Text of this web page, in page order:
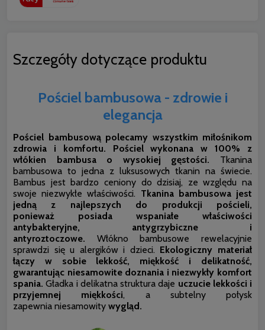
Szczegóły dotyczące produktu
Pościel bambusowa - zdrowie i
elegancja
Pościel bambusową polecamy wszystkim miłośnikom
zdrowia i komfortu. Pościel wykonana w 100% z
włókien bambusa o wysokiej gęstości. Tkanina
bambusowa to jedna z luksusowych tkanin na świecie.
Bambus jest bardzo ceniony do dzisiaj, ze względu na
swoje niezwykłe właściwości. Tkanina bambusowa jest
jedną z najlepszych do produkcji pościeli,
ponieważ
posiada wspaniałe właściwości
antybakteryjne, antygrzybiczne i
antyroztoczowe. Włókno bambusowe rewelacyjnie
sprawdzi się u alergików i dzieci. Ekologiczny materiał
łączy w sobie lekkość, miękkość i delikatność,
gwarantując niesamowite doznania i niezwykły komfort
spania.Gładka i delikatna struktura daje uczucie lekkości i
przyjemnej miękkości, a subtelny połysk
zapewnia niesamowity wygląd.